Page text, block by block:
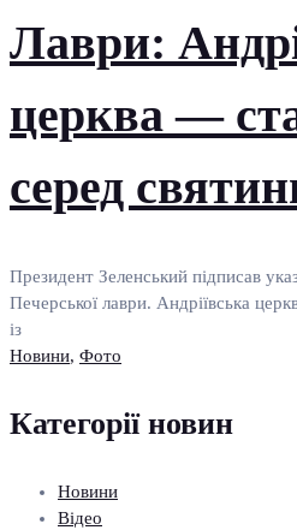
Лаври:
церква —
серед
Президент Зеленський підписав
Печерської лаври. Андріївська
із
Новини, Фото
Категорії новин
Новини
Відео